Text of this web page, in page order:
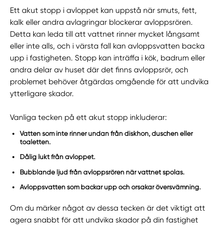
Ett akut stopp i avloppet kan uppstå när smuts, fett,
kalk eller andra avlagringar blockerar avloppsrören.
Detta kan leda till att vattnet rinner mycket långsamt
eller inte alls, och i värsta fall kan avloppsvatten backa
upp i fastigheten. Stopp kan inträffa i kök, badrum eller
andra delar av huset där det finns avloppsrör, och
problemet behöver åtgärdas omgående för att undvika
ytterligare skador.
Vanliga tecken på ett akut stopp inkluderar:
Vatten som inte rinner undan från diskhon, duschen eller
toaletten.
Dålig lukt från avloppet.
Bubblande ljud från avloppsrören när vattnet spolas.
Avloppsvatten som backar upp och orsakar översvämning.
Om du märker något av dessa tecken är det viktigt att
agera snabbt för att undvika skador på din fastighet